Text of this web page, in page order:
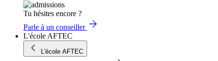
Tu hésites encore ?
Parle à un conseiller
L'école AFTEC
L'école AFTEC